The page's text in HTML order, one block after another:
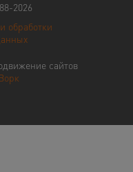
2026
обработки
сайтов